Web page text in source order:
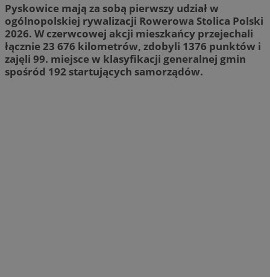
Pyskowice mają za sobą pierwszy udział w
ogólnopolskiej rywalizacji Rowerowa Stolica Polski
2026. W czerwcowej akcji mieszkańcy przejechali
łącznie 23 676 kilometrów, zdobyli 1376 punktów i
zajęli 99. miejsce w klasyfikacji generalnej gmin
spośród 192 startujących samorządów.